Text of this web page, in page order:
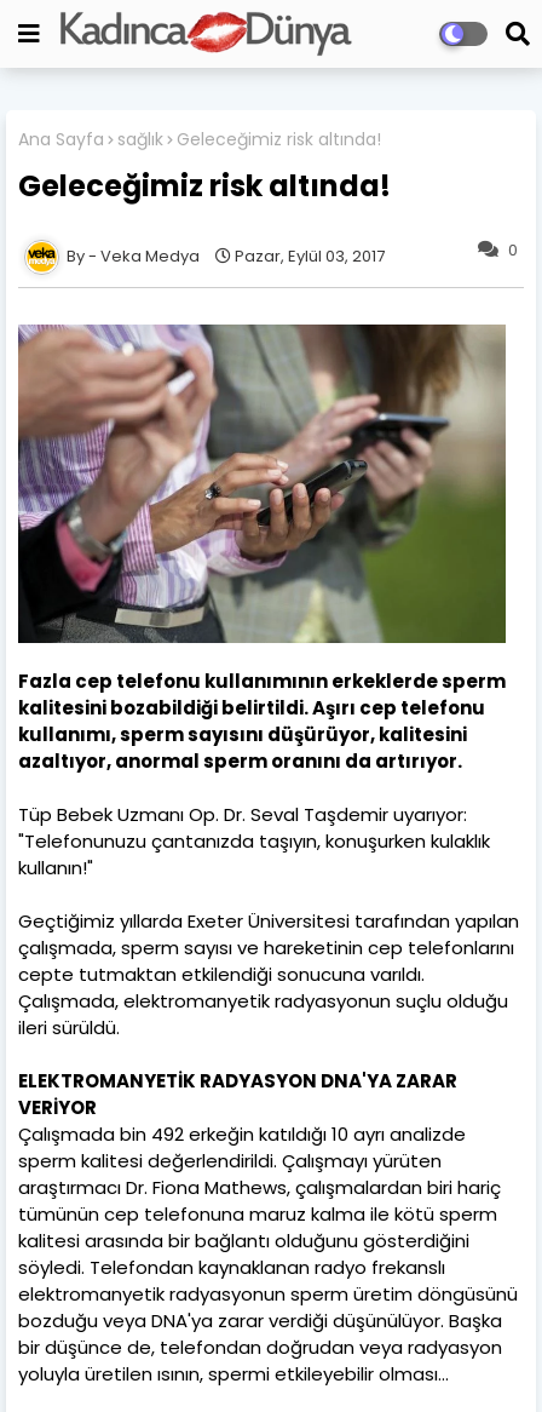
Ana Sayfa sağlık Geleceğimiz risk altında!
Geleceğimiz risk altında!
0
Veka Medya Pazar, Eylül 03, 2017
Fazla cep telefonu kullanımının erkeklerde sperm
kalitesini bozabildiği belirtildi. Aşırı cep telefonu
kullanımı, sperm sayısını düşürüyor, kalitesini
azaltıyor, anormal sperm oranını da artırıyor.
Tüp Bebek Uzmanı Op. Dr. Seval Taşdemir uyarıyor:
"Telefonunuzu çantanızda taşıyın, konuşurken kulaklık
kullanın!"
Geçtiğimiz yıllarda Exeter Üniversitesi tarafından yapılan
çalışmada, sperm sayısı ve hareketinin cep telefonlarını
cepte tutmaktan etkilendiği sonucuna varıldı.
Çalışmada, elektromanyetik radyasyonun suçlu olduğu
ileri sürüldü.
ELEKTROMANYETİK RADYASYON DNA'YA ZARAR
VERİYOR
Çalışmada bin 492 erkeğin katıldığı 10 ayrı analizde
sperm kalitesi değerlendirildi. Çalışmayı yürüten
araştırmacı Dr. Fiona Mathews, çalışmalardan biri hariç
tümünün cep telefonuna maruz kalma ile kötü sperm
kalitesi arasında bir bağlantı olduğunu gösterdiğini
söyledi. Telefondan kaynaklanan radyo frekanslı
elektromanyetik radyasyonun sperm üretim döngüsünü
bozduğu veya DNA'ya zarar verdiği düşünülüyor. Başka
bir düşünce de, telefondan doğrudan veya radyasyon
yoluyla üretilen ısının, spermi etkileyebilir olması…